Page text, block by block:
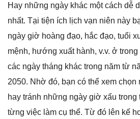
Hay những ngày khác một cách dễ
nhất. Tại tiện ích lịch vạn niên này
ngày giờ hoàng đạo, hắc đạo, tuổi
mệnh, hướng xuất hành, v.v. ở
các ngày tháng khác trong năm từ
2050. Nhờ đó, bạn có thể xem
hay tránh những ngày giờ xấu trong
từng việc làm cụ thể. Từ đó lên kế